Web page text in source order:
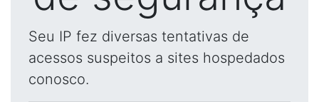
Seu IP fez diversas tentativas de
acessos suspeitos a sites hospedados
conosco.